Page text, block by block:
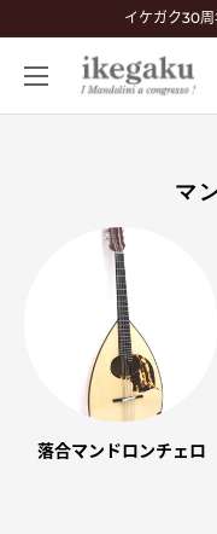
ン
イケガク30
Mandolin
&
マ
落合マンドロンチェロ